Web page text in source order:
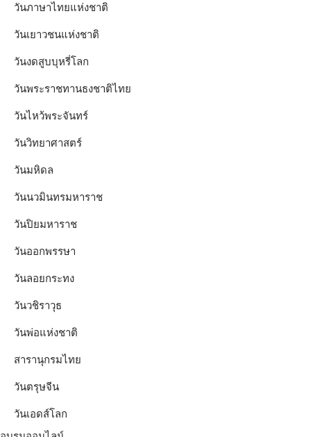
วันภาษาไทยแห่งชาติ
วันเยาวชนแห่งชาติ
วันงดสูบบุหรี่โลก
วันพระราชทานธงชาติไทย
วันไหว้พระจันทร์​
วันวิทยาศาสตร์
วันมหิดล
วันนวมินทรมหาราช
วันปิยมหาราช
วันออกพรรษา
วันลอยกระทง
วันวชิราวุธ
วันพ่อแห่งชาติ
สารานุกรมไทย
วันตรุษจีน
วันเอดส์โลก